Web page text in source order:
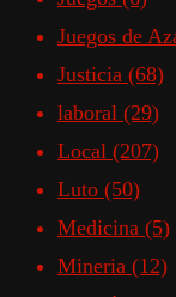
Juegos de
Justicia (68)
laboral (29)
Local (207)
Luto (50)
Medicina (5)
Mineria (12)